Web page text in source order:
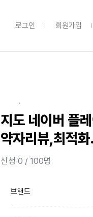
로그인 회원가입
·
지도 네이버 플
약자리뷰,최적
신청 0 / 100명
브랜드